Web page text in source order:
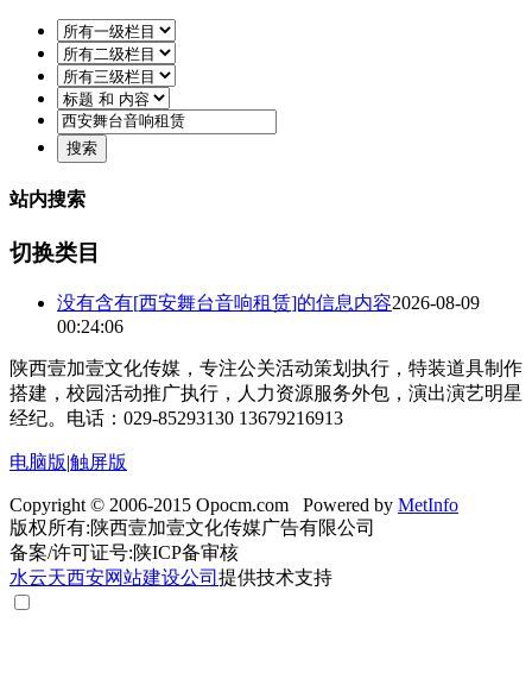
站内搜索
切换类目
没有含有[西安舞台音响租赁]的信息内容2026-08-09
00:24:06
陕西壹加壹文化传媒，专注公关活动策划执行，特装道具制作
搭建，校园活动推广执行，人力资源服务外包，演出演艺明星
经纪。电话：029-85293130 13679216913
电脑版|触屏版
Copyright © 2006-2015 Opocm.com Powered by MetInfo
版权所有:陕西壹加壹文化传媒广告有限公司
备案/许可证号:陕ICP备审核
水云天西安网站建设公司 提供技术支持